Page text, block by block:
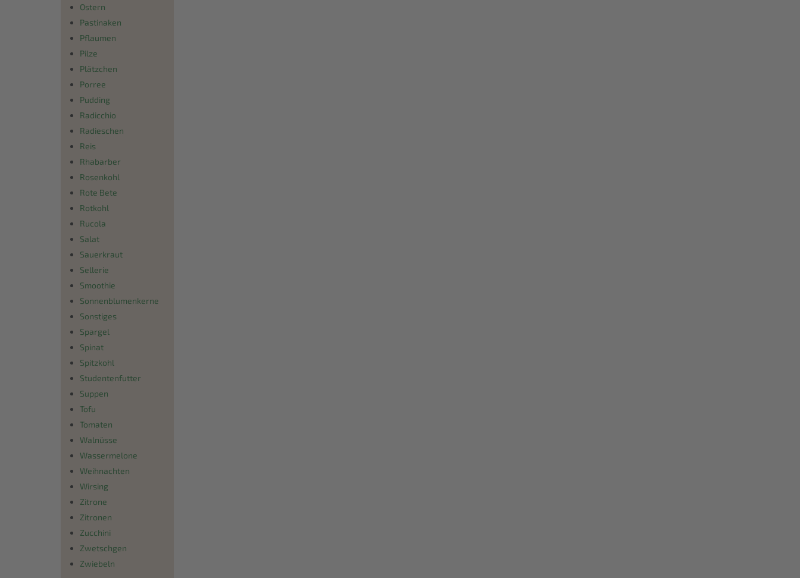
Ostern
Pastinaken
Pflaumen
Pilze
Plätzchen
Porree
Pudding
Radicchio
Radieschen
Reis
Rhabarber
Rosenkohl
Rote Bete
Rotkohl
Rucola
Salat
Sauerkraut
Sellerie
Smoothie
Sonnenblumenkerne
Sonstiges
Spargel
Spinat
Spitzkohl
Studentenfutter
Suppen
Tofu
Tomaten
Walnüsse
Wassermelone
Weihnachten
Wirsing
Zitrone
Zitronen
Zucchini
Zwetschgen
Zwiebeln